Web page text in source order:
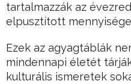
tartalmazzák az
elpusztított
Ezek az agyagtáblák
mindennapi életét
kulturális ismeretek